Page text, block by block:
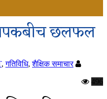
छलफल
,गतिविधि,शैक्षिक समाचार
496